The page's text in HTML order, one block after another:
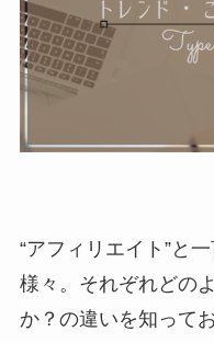
“アフィリエイト”と
様々。それぞれどの
か？の違いを知って